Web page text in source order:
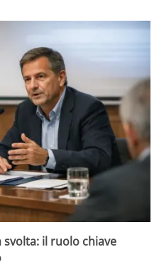
svolta: il ruolo chiave